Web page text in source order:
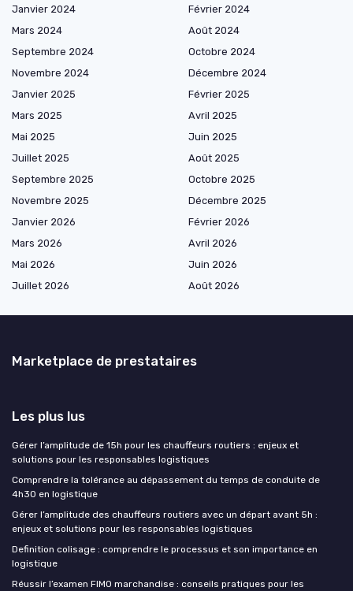
Janvier 2024
Février 2024
Mars 2024
Août 2024
Septembre 2024
Octobre 2024
Novembre 2024
Décembre 2024
Janvier 2025
Février 2025
Mars 2025
Avril 2025
Mai 2025
Juin 2025
Juillet 2025
Août 2025
Septembre 2025
Octobre 2025
Novembre 2025
Décembre 2025
Janvier 2026
Février 2026
Mars 2026
Avril 2026
Mai 2026
Juin 2026
Juillet 2026
Août 2026
Marketplace de prestataires
Les plus lus
Gérer l’amplitude de 15h pour les chauffeurs routiers : enjeux et
solutions pour les responsables logistiques
Comprendre la tolérance au dépassement du temps de conduite de
4h30 en logistique
Gérer l’amplitude des chauffeurs routiers avec un départ avant 5h :
enjeux et solutions pour les responsables logistiques
Definition colisage : comprendre le processus et son importance en
logistique
Réussir l’examen FIMO marchandise : conseils pratiques pour les